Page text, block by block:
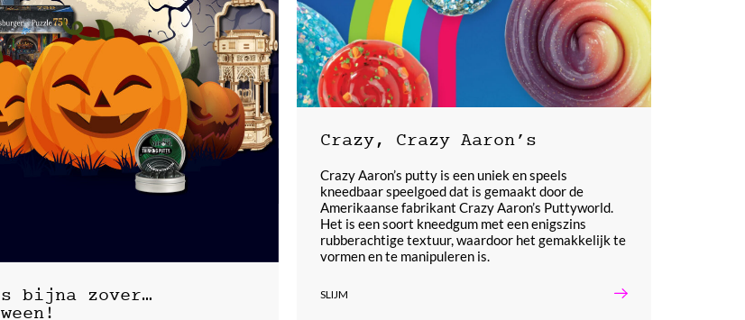
bijna zover…
Crazy, Crazy Aaron’s
Crazy Aaron’s putty is een uniek en speels
kneedbaar speelgoed dat is gemaakt door de
Amerikaanse fabrikant Crazy Aaron’s Puttyworld.
Het is een soort kneedgum met een enigszins
rubberachtige textuur, waardoor het gemakkelijk te
vormen en te manipuleren is.
SLIJM